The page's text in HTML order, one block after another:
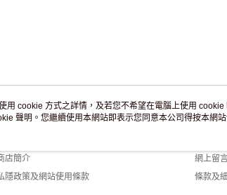
於我們
店簡介
隱政策及網站使用條款
客戶
網上留
條款及
用 cookie 方式之詳情，及若您不希望在電腦上使用
聲明。您繼續使用本網站即表示您同意本公司得按本網